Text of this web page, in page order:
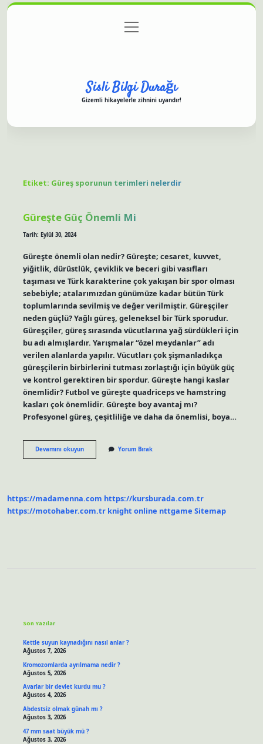
Gizlilik Politikası
menüyü
aç
Sisli Bilgi Durağı
Gizemli hikayelerle zihnini uyandır!
Etiket: Güreş sporunun terimleri nelerdir
Güreşte Güç Önemli Mi
Tarih: Eylül 30, 2024
Güreşte önemli olan nedir? Güreşte; cesaret, kuvvet,
yiğitlik, dürüstlük, çeviklik ve beceri gibi vasıfları
taşıması ve Türk karakterine çok yakışan bir spor olması
sebebiyle; atalarımızdan günümüze kadar bütün Türk
toplumlarında sevilmiş ve değer verilmiştir. Güreşçiler
neden güçlü? Yağlı güreş, geleneksel bir Türk sporudur.
Güreşçiler, güreş sırasında vücutlarına yağ sürdükleri için
bu adı almışlardır. Yarışmalar “özel meydanlar” adı
verilen alanlarda yapılır. Vücutları çok şişmanladıkça
güreşçilerin birbirlerini tutması zorlaştığı için büyük güç
ve kontrol gerektiren bir spordur. Güreşte hangi kaslar
önemlidir? Futbol ve güreşte quadriceps ve hamstring
kasları çok önemlidir. Güreşte boy avantaj mı?
Profesyonel güreş, çeşitliliğe ve daha da önemlisi, boya…
Devamını okuyunGüreşte
Güç
Yorum Bırak
https://madamenna.com https://kursburada.com.tr
https://motohaber.com.tr knight online nttgame Sitemap
Son Yazılar
Kettle suyun kaynadığını nasıl anlar ?
Ağustos 7, 2026
Kromozomlarda ayrılmama nedir ?
Ağustos 5, 2026
Avarlar bir devlet kurdu mu ?
Ağustos 4, 2026
Abdestsiz olmak günah mı ?
Ağustos 3, 2026
47 mm saat büyük mü ?
Ağustos 3, 2026